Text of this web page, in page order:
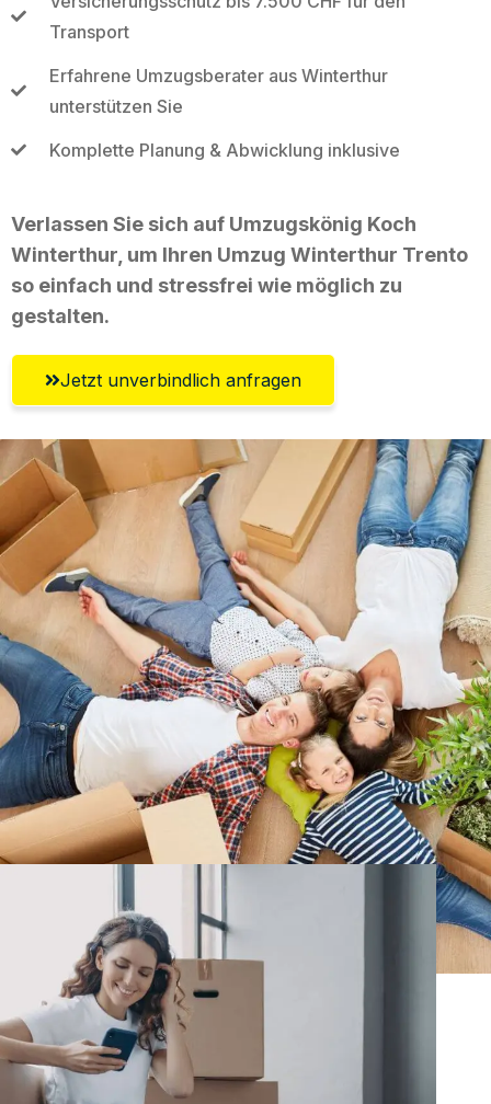
Transport
Erfahrene Umzugsberater aus Winterthur
unterstützen Sie
Komplette Planung & Abwicklung inklusive
Verlassen Sie sich auf Umzugskönig Koch
Winterthur, um Ihren Umzug Winterthur Trento
so einfach und stressfrei wie möglich zu
gestalten.
Jetzt unverbindlich anfragen